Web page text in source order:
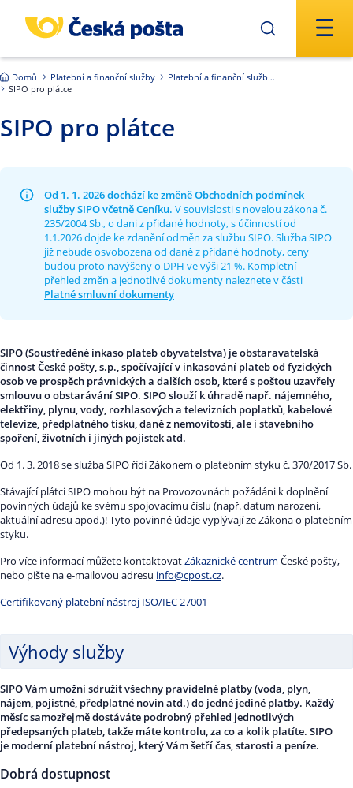
Domů Platební a finanční služby
Platební a finanční služby ČR
SIPO pro plátce
SIPO pro plátce
Od 1. 1. 2026 dochází ke změně Obchodních podmínek
služby SIPO včetně Ceníku. V souvislosti s novelou zákona č.
235/2004 Sb., o dani z přidané hodnoty, s účinností od
1.1.2026 dojde ke zdanění odměn za službu SIPO. Služba SIPO
již nebude osvobozena od daně z přidané hodnoty, ceny
budou proto navýšeny o DPH ve výši 21 %. Kompletní
přehled změn a jednotlivé dokumenty naleznete v části
Platné smluvní dokumenty
SIPO (Soustředěné inkaso plateb obyvatelstva) je obstaravatelská
činnost České pošty, s.p., spočívající v inkasování plateb od fyzických
osob ve prospěch právnických a dalších osob, které s poštou uzavřely
smlouvu o obstarávání SIPO. SIPO slouží k úhradě např. nájemného,
elektřiny, plynu, vody, rozhlasových a televizních poplatků, kabelové
televize, předplatného tisku, daně z nemovitosti, ale i stavebního
spoření, životních i jiných pojistek atd.
Od 1. 3. 2018 se služba SIPO řídí Zákonem o platebním styku č. 370/2017 Sb.
Stávající plátci SIPO mohou být na Provozovnách požádáni k doplnění
povinných údajů ke svému spojovacímu číslu (např. datum narození,
aktuální adresu apod.)! Tyto povinné údaje vyplývají ze Zákona o platebním
styku.
Pro více informací můžete kontaktovatZákaznické centrum České pošty,
nebo pište na e-mailovou adresu info@cpost.cz.
Certifikovaný platební nástroj ISO/IEC 27001
Výhody služby
SIPO Vám umožní sdružit všechny pravidelné platby (voda, plyn,
nájem, pojistné, předplatné novin atd.) do jedné jediné platby. Každý
měsíc samozřejmě dostáváte podrobný přehled jednotlivých
předepsaných plateb, takže máte kontrolu, za co a kolik platíte. SIPO
je moderní platební nástroj, který Vám šetří čas, starosti a peníze.
Dobrá dostupnost